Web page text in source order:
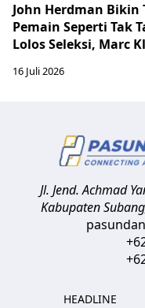
John Herdman Bikin
Pemain Seperti Tak
Lolos Seleksi, Marc
16 Juli 2026
Jl. Jend. Achmad
Kabupaten
HEADLINE